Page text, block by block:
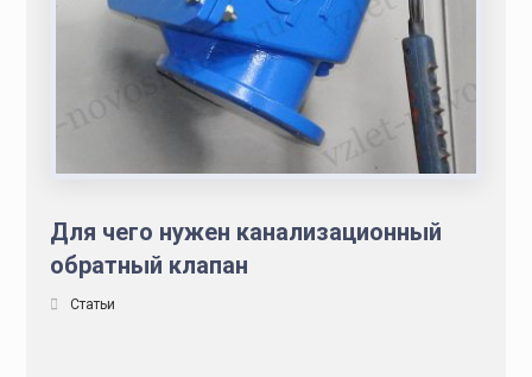
Для чего нужен канализационный
обратный клапан
Статьи